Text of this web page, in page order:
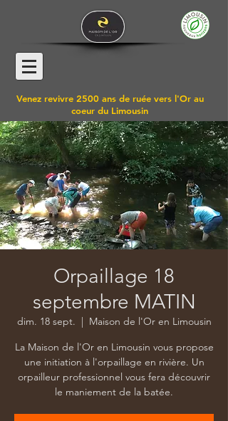
Venez revivre 2500 ans de ruée vers l'Or au
coeur du Limousin
Orpaillage 18
septembre MATIN
dim. 18 sept.
  |
Maison de l'Or en Limousin
La Maison de l'Or en Limousin vous propose
une initiation à l'orpaillage en rivière. Un
orpailleur professionnel vous fera découvrir
le maniement de la batée.